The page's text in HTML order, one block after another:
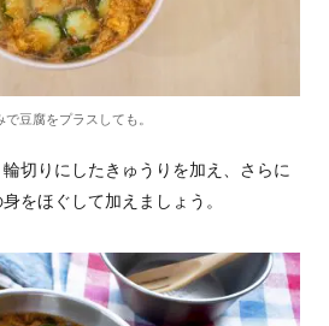
で豆腐をプラスしても。
切りにしたきゅうりを加え、さらに
をほぐして加えましょう。